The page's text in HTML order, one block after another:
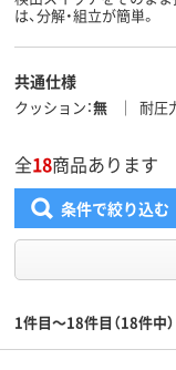
は、分解・組立が簡単。
共通仕様
クッション 無 耐圧
全18商品あります
条件で絞り込む
1件目～18件目（18件中）